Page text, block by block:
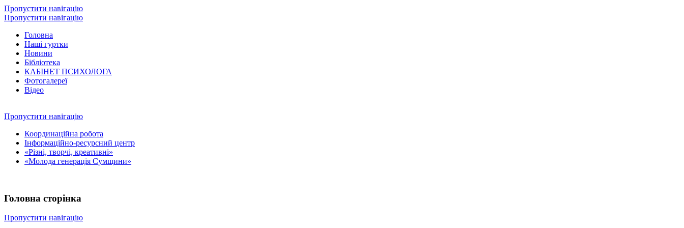
Пропустити навігацію
Пропустити навігацію
Головна
Наші гуртки
Новини
Бібліотека
КАБІНЕТ ПСИХОЛОГА
Фотогалереї
Відео
Пропустити навігацію
Координаційна робота
Інформаційно-ресурсний центр
«Різні, творчі, креативні»
«Молода генерація Сумщини»
Головна сторінка
Пропустити навігацію